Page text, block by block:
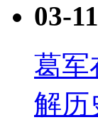
03-
葛军
解历